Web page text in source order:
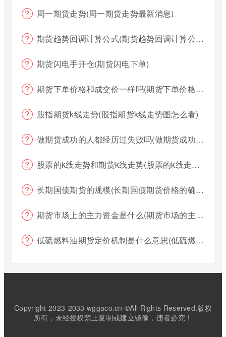
周一期货走势(周一期货走势最新消息)
期货趋势回调计算公式(期货趋势回调计算公式是什么)
期货闪电手开仓(期货闪电下单)
期货下单价格和成交价一样吗(期货下单价格哪个好?)
股指期货k线走势(股指期货k线走势图怎么看)
做期货成功的人都经历过失败吗(做期货成功的人都经历过失败吗为什么)
股票的k线走势和期货k线走势(股票的k线走势和期货k线走势一样吗)
长期国债期货的规模(长期国债期货价格的确定)
期货市场上的主力资金是什么(期货市场的主力资金都是什么样的)
低硫燃料油期货定价机制是什么意思(低硫燃料油期货定价机制是什么意思啊)
Copyright 2023-2033 wggaco.cn ©All Rights Reserved.版权
所有，未经授权禁止复制或建立镜像，违者必究！